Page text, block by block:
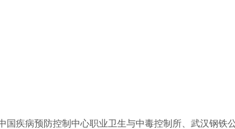
疾病预防控制中心职业卫生与中毒控制所、武汉钢铁